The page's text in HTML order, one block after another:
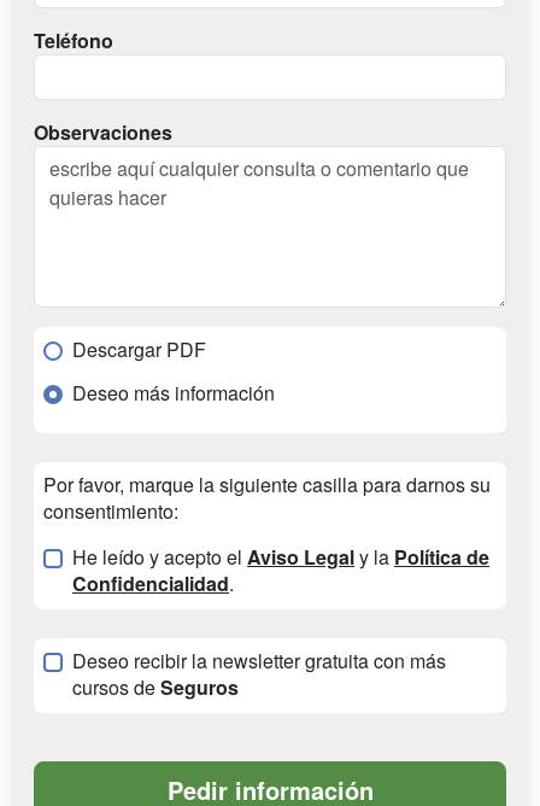
Teléfono
Observaciones
Descargar PDF
Deseo más información
Por favor, marque la siguiente casilla para darnos su
consentimiento:
He leído y acepto el Aviso Legaly la Política de
Confidencialidad.
Deseo recibir la newsletter gratuita con más
cursos deSeguros